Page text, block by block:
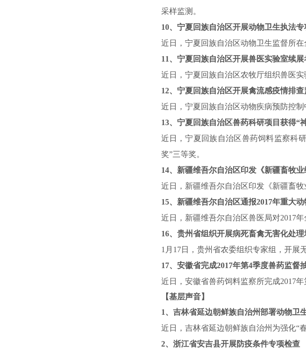
采样监测。
10、宁夏回族自治区开展动物卫生执法专
近日，宁夏回族自治区动物卫生监督所
11、宁夏回族自治区开展兽医实验室续展
近日，宁夏回族自治区农牧厅组织兽医
12、宁夏回族自治区开展禽流感疫情排查
近日，宁夏回族自治区动物疾病预防控
13、宁夏回族自治区兽药科研项目获得“
近日，宁夏回族自治区兽药饲料监察科
奖”三等奖。
14、新疆维吾尔自治区印发《新疆畜牧业
近日，新疆维吾尔自治区印发《新疆畜
15、新疆维吾尔自治区通报2017年重大动
近日，新疆维吾尔自治区兽医局对2017年
16、贵州省组织开展病死畜禽无害化处
1 月 17日，贵州省农委组织专家组，开展
17、安徽省完成2017年第4季度兽药监督
近日，安徽省兽药饲料监察所完成2017年
【基层声音】
1、吉林省延边朝鲜族自治州部署动物卫
近日，吉林省延边朝鲜族自治州为强化“
2、浙江省安吉县开展防疫条件专项检查